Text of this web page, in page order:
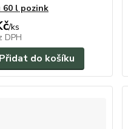
60 l pozink
/ks
DPH
Přidat do košíku